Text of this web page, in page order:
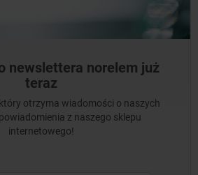
newslettera norelem już
teraz
otrzyma wiadomości o naszych
z naszego sklepu
internetowego!